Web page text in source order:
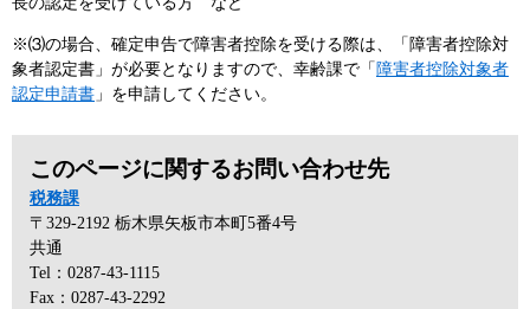
※⑶の場合、確定申告で障害者控除を受ける際は、「障害者控除対
象者認定書」が必要となりますので、幸齢課で「 障害者控除対象者
認定申請書 」を申請してください。
このページに関するお問い合わせ先
税務課
〒329-2192 栃木県矢板市本町5番4号
共通
Tel：0287-43-1115
Fax：0287-43-2292